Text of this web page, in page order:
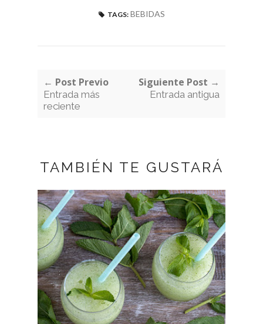
TAGS: BEBIDAS
← Post Previo
Entrada más
reciente
Siguiente Post →
Entrada antigua
TAMBIÉN TE GUSTARÁ